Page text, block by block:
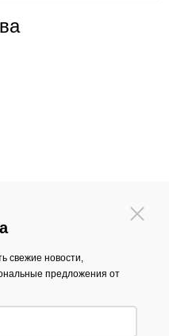
свежие новости,
предложения от